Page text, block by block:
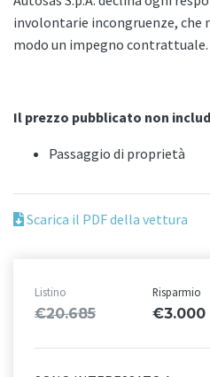
involontarie incongruenze, che
modo un impegno contrattuale.
Il prezzo pubblicato non
Passaggio di proprietà
Scarica il PDF della vettura
Listino
€20.685
Risparmio
€3.000